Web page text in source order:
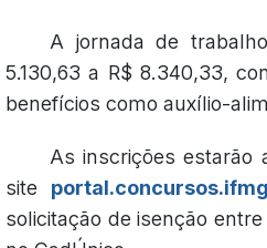
A jornada de
5.130,63 a R$ 8.340,33,
benefícios como auxílio-
As inscrições estarão
site
solicitação de isenção